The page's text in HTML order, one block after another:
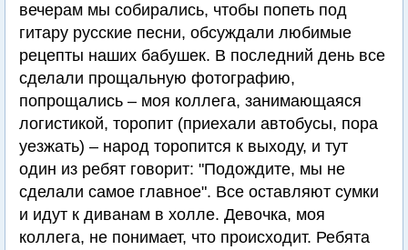
вечерам мы собирались, чтобы попеть под
гитару русские песни, обсуждали любимые
рецепты наших бабушек. В последний день все
сделали прощальную фотографию,
попрощались – моя коллега, занимающаяся
логистикой, торопит (приехали автобусы, пора
уезжать) – народ торопится к выходу, и тут
один из ребят говорит: "Подождите, мы не
сделали самое главное". Все оставляют сумки
и идут к диванам в холле. Девочка, моя
коллега, не понимает, что происходит. Ребята